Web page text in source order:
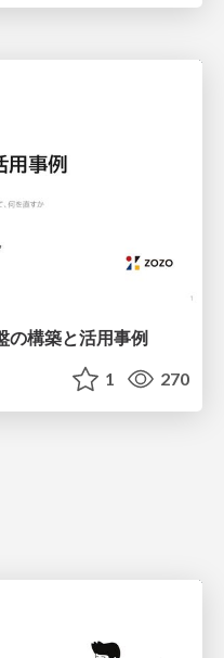
の構築と活用事例
1 270